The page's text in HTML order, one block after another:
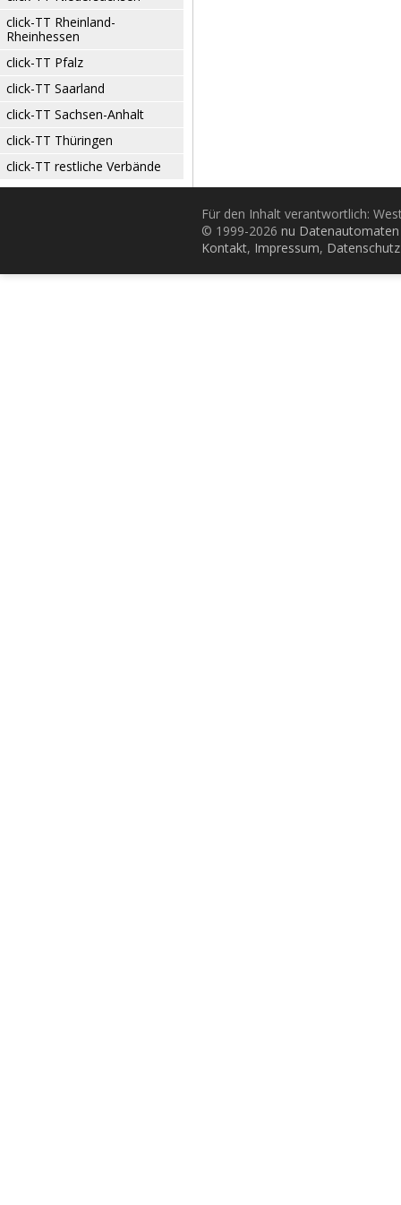
click-TT Rheinland-
Rheinhessen
click-TT Pfalz
click-TT Saarland
click-TT Sachsen-Anhalt
click-TT Thüringen
click-TT restliche Verbände
Für den Inhalt verantwortlich:
© 1999-2026 nu
Kontakt, Impressum, Datenschutz